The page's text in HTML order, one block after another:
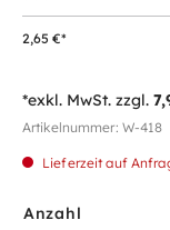
2,65 €*
*exkl. MwSt. zzgl.
Artikelnummer: W-418
Lieferzeit auf
Anzahl